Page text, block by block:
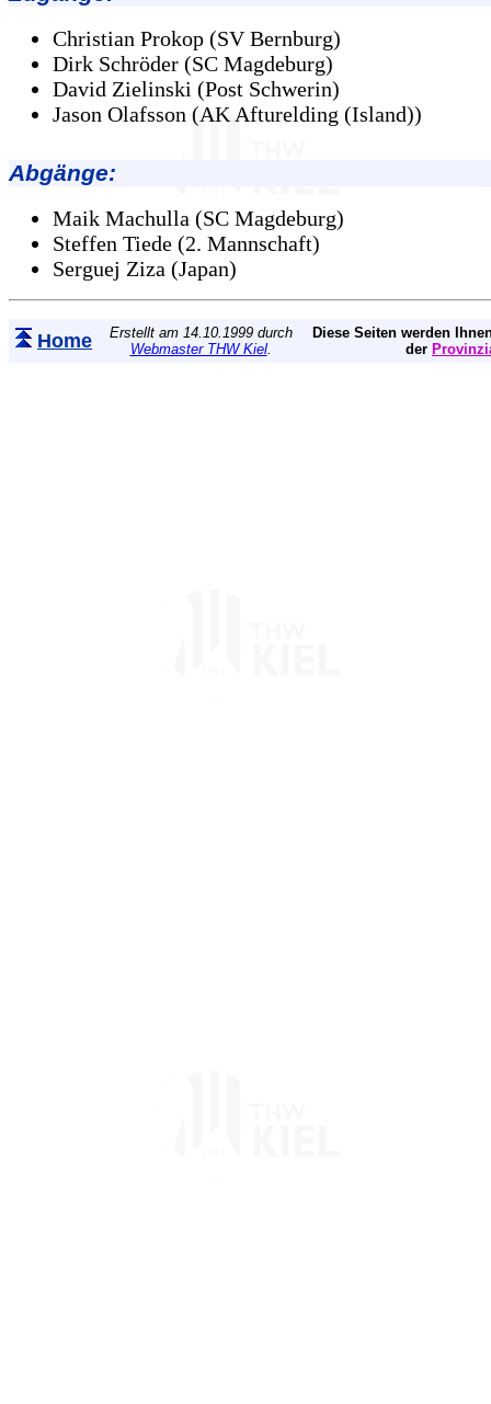
Christian Prokop (SV Bernburg)
Dirk Schröder (SC Magdeburg)
David Zielinski (Post Schwerin)
Jason Olafsson (AK Afturelding (Island))
Abgänge:
Maik Machulla (SC Magdeburg)
Steffen Tiede (2. Mannschaft)
Serguej Ziza (Japan)
Home
Erstellt am 14.10.1999 durch
Webmaster THW Kiel.
Diese Seiten werden
der